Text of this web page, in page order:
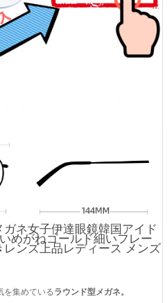
ネ女子伊達眼鏡韓国アイド
めがねゴールド細いフレー
ンズ上品レディース メンズ
を集めているラウンド型メガネ。